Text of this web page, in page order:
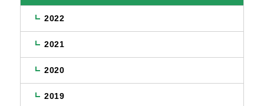
2022
2021
2020
2019